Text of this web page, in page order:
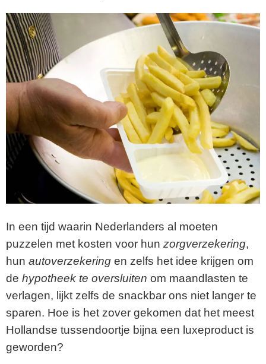
In een tijd waarin Nederlanders al moeten
puzzelen met kosten voor hun zorgverzekering,
hun autoverzekering en zelfs het idee krijgen om
de hypotheek te oversluiten om maandlasten te
verlagen, lijkt zelfs de snackbar ons niet langer te
sparen. Hoe is het zover gekomen dat het meest
Hollandse tussendoortje bijna een luxeproduct is
geworden?